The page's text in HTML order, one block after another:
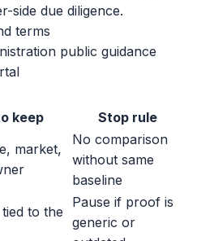
side due diligence.
terms
public guidance
keep Stop rule
market,
No comparison
without same
baseline
to the
Pause if proof is
generic or